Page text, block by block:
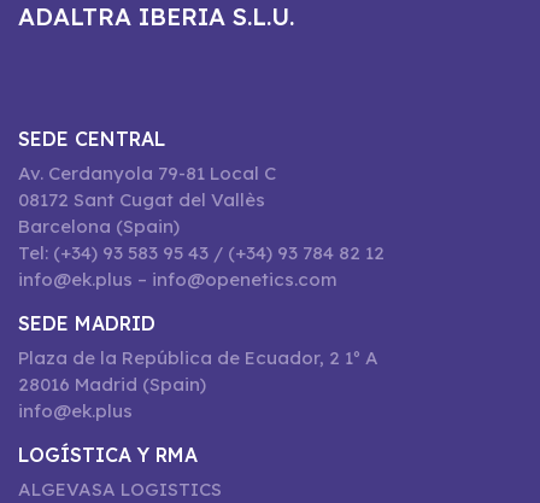
ADALTRA IBERIA S.L.U.
SEDE CENTRAL
Av. Cerdanyola 79-81 Local C
08172 Sant Cugat del Vallès
Barcelona (Spain)
Tel: (+34) 93 583 95 43 / (+34) 93 784 82 12
info@ek.plus – info@openetics.com
SEDE MADRID
Plaza de la República de Ecuador, 2 1º A
28016 Madrid (Spain)
info@ek.plus
LOGÍSTICA Y RMA
ALGEVASA LOGISTICS